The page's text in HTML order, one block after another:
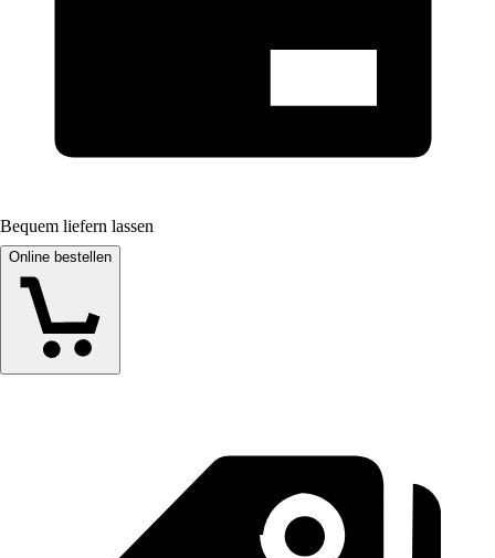
Bequem liefern lassen
Online bestellen